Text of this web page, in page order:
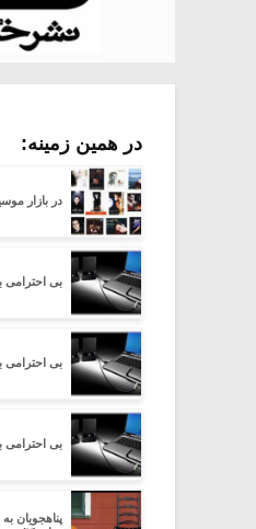
در همین زمینه:
در بازار
بی احترامی
بی احترامی
بی احترامی
پناهجویان